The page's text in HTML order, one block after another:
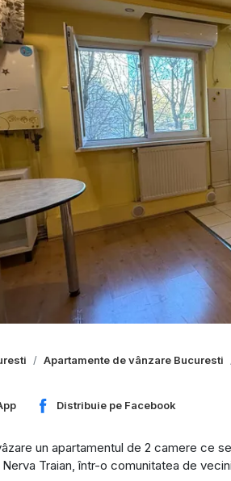
Apartamente de vânzare Bucuresti
Distribuie pe Facebook
un apartamentul de 2 camere ce
Traian, într-o comunitatea de